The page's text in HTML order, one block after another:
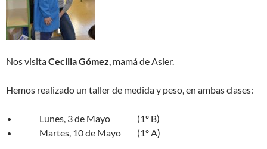
Nos visitaCecilia Gómez, mamá de Asier.
Hemos realizado un taller de medida y peso, en ambas clases:
Lunes, 3 de Mayo (1º B)
Martes, 10 de Mayo (1º A)